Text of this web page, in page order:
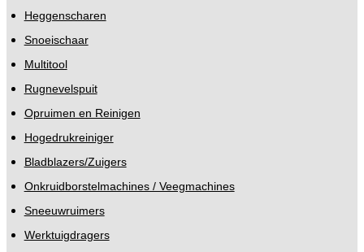
Heggenscharen
Snoeischaar
Multitool
Rugnevelspuit
Opruimen en Reinigen
Hogedrukreiniger
Bladblazers/Zuigers
Onkruidborstelmachines / Veegmachines
Sneeuwruimers
Werktuigdragers